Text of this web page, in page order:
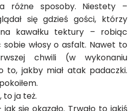
różne sposoby. Niestety –
się gdzieś gości, którzy
kawałku tektury – robiąc
włosy o asfalt. Nawet to
chwili (w wykonaniu
to, jakby miał atak padaczki.
to ja też.